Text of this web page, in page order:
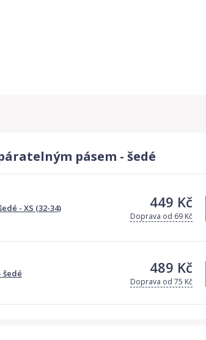
pásem - šedé
- XS (32-34) 449 Kč
Doprava od 69 Kč
šedé 489 Kč
Doprava od 75 Kč